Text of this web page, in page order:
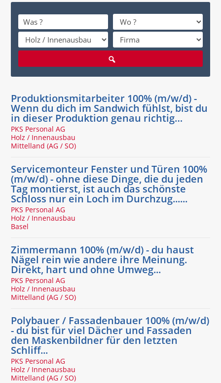
Produktionsmitarbeiter 100% (m/w/d) -
Wenn du dich im Sandwich fühlst, bist du
in dieser Produktion genau richtig…
PKS Personal AG
Holz / Innenausbau
Mittelland (AG / SO)
Servicemonteur Fenster und Türen 100%
(m/w/d) - ohne diese Dinge, die du jeden
Tag montierst, ist auch das schönste
Schloss nur ein Loch im Durchzug......
PKS Personal AG
Holz / Innenausbau
Basel
Zimmermann 100% (m/w/d) - du haust
Nägel rein wie andere ihre Meinung.
Direkt, hart und ohne Umweg...
PKS Personal AG
Holz / Innenausbau
Mittelland (AG / SO)
Polybauer / Fassadenbauer 100% (m/w/d)
- du bist für viel Dächer und Fassaden
den Maskenbildner für den letzten
Schliff...
PKS Personal AG
Holz / Innenausbau
Mittelland (AG / SO)